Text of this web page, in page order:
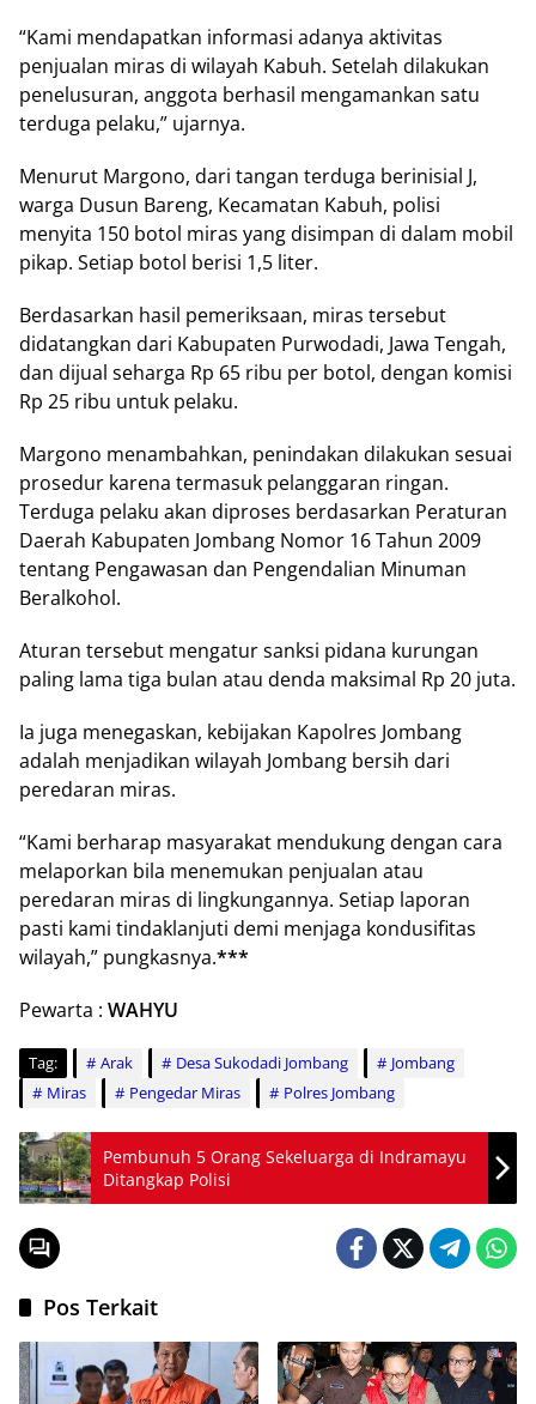
“Kami mendapatkan informasi adanya aktivitas
penjualan miras di wilayah Kabuh. Setelah dilakukan
penelusuran, anggota berhasil mengamankan satu
terduga pelaku,” ujarnya.
Menurut Margono, dari tangan terduga berinisial J,
warga Dusun Bareng, Kecamatan Kabuh, polisi
menyita 150 botol miras yang disimpan di dalam mobil
pikap. Setiap botol berisi 1,5 liter.
Berdasarkan hasil pemeriksaan, miras tersebut
didatangkan dari Kabupaten Purwodadi, Jawa Tengah,
dan dijual seharga Rp 65 ribu per botol, dengan komisi
Rp 25 ribu untuk pelaku.
Margono menambahkan, penindakan dilakukan sesuai
prosedur karena termasuk pelanggaran ringan.
Terduga pelaku akan diproses berdasarkan Peraturan
Daerah Kabupaten Jombang Nomor 16 Tahun 2009
tentang Pengawasan dan Pengendalian Minuman
Beralkohol.
Aturan tersebut mengatur sanksi pidana kurungan
paling lama tiga bulan atau denda maksimal Rp 20 juta.
Ia juga menegaskan, kebijakan Kapolres Jombang
adalah menjadikan wilayah Jombang bersih dari
peredaran miras.
“Kami berharap masyarakat mendukung dengan cara
melaporkan bila menemukan penjualan atau
peredaran miras di lingkungannya. Setiap laporan
pasti kami tindaklanjuti demi menjaga kondusifitas
wilayah,” pungkasnya.***
Pewarta : WAHYU
Tag: Arak Desa Sukodadi Jombang
Jombang
Miras
Pengedar Miras Polres Jombang
Pembunuh 5 Orang Sekeluarga di Indramayu
Ditangkap Polisi
Pos Terkait